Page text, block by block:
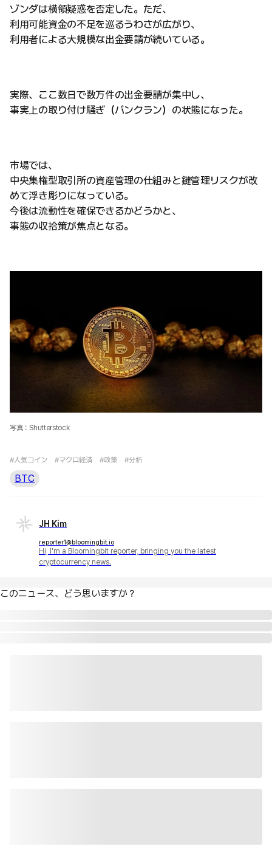
ゾンダは横領疑惑を否定した。ただ、
利用可能資金の不足を巡るうわさが広がり、
利用者による大規模な出金要請が続いている。
実際、ここ数日で数万件の出金要請が集中し、
事実上の取り付け騒ぎ（バンクラン）の状態になった。
市場では、
中央集権型取引所の資産管理の仕組みと鍵管理リスクが改
めて浮き彫りになっている。
今後は流動性を確保できるかどうかと、
事態の収拾策が焦点となる。
写真：Shutterstock
#人気コイン #マクロ経済 #政策 #分析
BTC
JH Kim
reporter1@bloomingbit.io
Hi, I'm a Bloomingbit reporter, bringing you the latest
cryptocurrency news.
このニュース、どう思いますか？